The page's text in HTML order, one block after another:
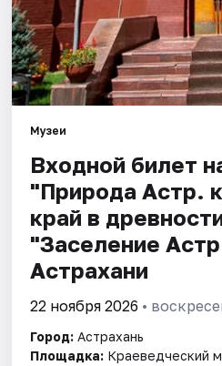
Музеи
Входной билет
"Природа Астр.
край в
"Заселение
Астрахани
22 ноября 2026 •
Город: Астрахань
Площадка: Краеведческий